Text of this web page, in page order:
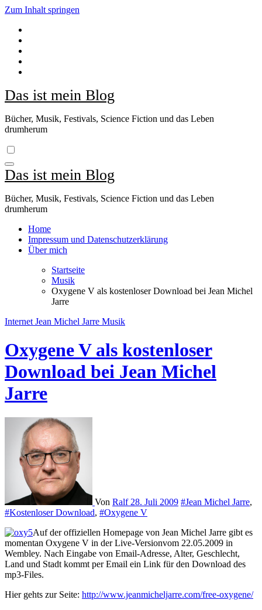
Zum Inhalt springen
Das ist mein Blog
Bücher, Musik, Festivals, Science Fiction und das Leben
drumherum
Das ist mein Blog
Bücher, Musik, Festivals, Science Fiction und das Leben
drumherum
Home
Impressum und Datenschutzerklärung
Über mich
Startseite
Musik
Oxygene V als kostenloser Download bei Jean Michel
Jarre
Internet Jean Michel Jarre Musik
Oxygene V als kostenloser
Download bei Jean Michel
Jarre
Von Ralf 28. Juli 2009 #Jean Michel Jarre,
#Kostenloser Download, #Oxygene V
Auf der offiziellen Homepage von Jean Michel Jarre gibt es
momentan Oxygene V in der Live-Versionvom 22.05.2009 in
Wembley. Nach Eingabe von Email-Adresse, Alter, Geschlecht,
Land und Stadt kommt per Email ein Link für den Download des
mp3-Files.
Hier gehts zur Seite: http://www.jeanmicheljarre.com/free-oxygene/